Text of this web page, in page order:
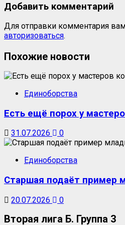
Добавить комментарий
Для отправки комментария
авторизоваться.
Похожие новости
Единоборства
Есть ещё порох у
31.07.2026 0
Единоборства
Старшая подаёт пример
20.07.2026 0
Вторая лига Б. Группа 3